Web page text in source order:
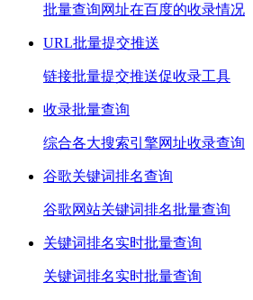
批量查询网址在百度的收录情况
URL批量提交推送
链接批量提交推送促收录工具
收录批量查询
综合各大搜索引擎网址收录查询
谷歌关键词排名查询
谷歌网站关键词排名批量查询
关键词排名实时批量查询
关键词排名实时批量查询